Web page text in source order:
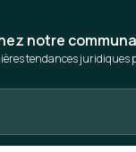
notre
tendances juridiques